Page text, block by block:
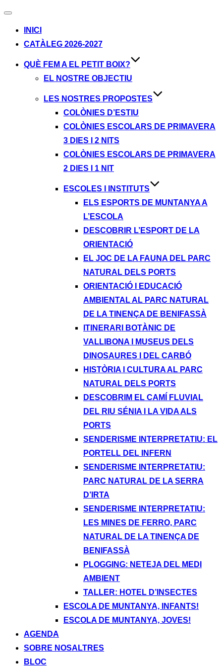
Alternar
INICI
CATÀLEG 2026-2027
QUÈ FEM A EL PETIT BOIX?
EL NOSTRE OBJECTIU
LES NOSTRES PROPOSTES
COLÒNIES D’ESTIU
COLÒNIES ESCOLARS DE PRIMAVERA
3 DIES I 2 NITS
COLÒNIES ESCOLARS DE PRIMAVERA
2 DIES I 1 NIT
ESCOLES I INSTITUTS
ELS ESPORTS DE MUNTANYA A
L’ESCOLA
DESCOBRIR L’ESPORT DE LA
ORIENTACIÓ
EL JOC DE LA FAUNA DEL PARC
NATURAL DELS PORTS
ORIENTACIÓ I EDUCACIÓ
AMBIENTAL AL PARC NATURAL
DE LA TINENÇA DE BENIFASSÀ
ITINERARI BOTÀNIC DE
VALLIBONA I MUSEUS DELS
DINOSAURES I DEL CARBÓ
HISTÒRIA I CULTURA AL PARC
NATURAL DELS PORTS
DESCOBRIM EL CAMÍ FLUVIAL
DEL RIU SÉNIA I LA VIDA ALS
PORTS
SENDERISME INTERPRETATIU: EL
PORTELL DEL INFERN
SENDERISME INTERPRETATIU:
PARC NATURAL DE LA SERRA
D’IRTA
SENDERISME INTERPRETATIU:
LES MINES DE FERRO, PARC
NATURAL DE LA TINENÇA DE
BENIFASSÀ
PLOGGING: NETEJA DEL MEDI
AMBIENT
TALLER: HOTEL D’INSECTES
ESCOLA DE MUNTANYA, INFANTS!
ESCOLA DE MUNTANYA, JOVES!
AGENDA
SOBRE NOSALTRES
BLOC